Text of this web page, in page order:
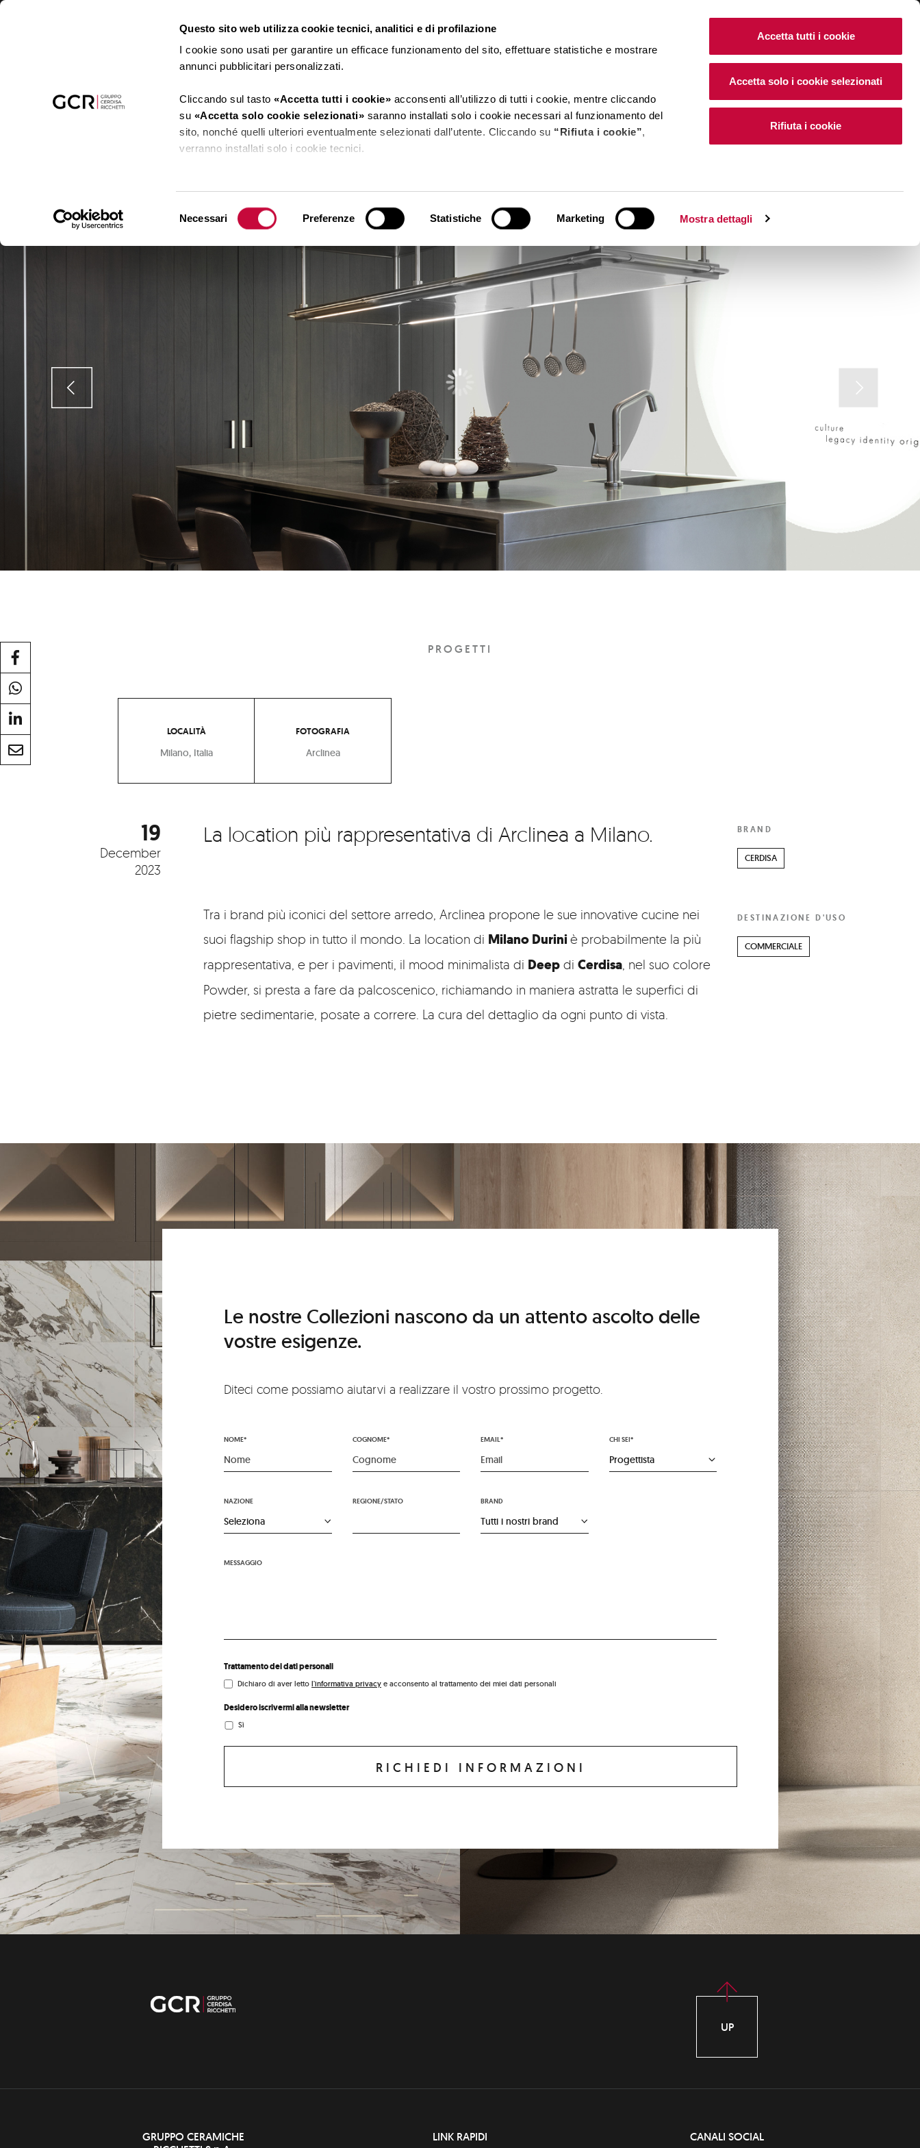
Questo sito web utilizza cookie tecnici, analitici e di profilazione
I cookie sono usati per garantire un efficace funzionamento del sito, effettuare statistiche e mostrare
annunci pubblicitari personalizzati.
Cliccando sul tasto«Accetta tutti i cookie» acconsenti all’utilizzo di tutti i cookie, mentre cliccando
su «Accetta solo cookie selezionati» saranno installati solo i cookie necessari al funzionamento del
sito, nonché quelli ulteriori eventualmente selezionati dall’utente. Cliccando su “Rifiuta i cookie”,
verranno installati solo i cookie tecnici.
per visualizzare l’informativa privacy.
del
Necessari Preferenze Statistiche Marketing Mostra dettagli
Accetta tutti i cookie
Accetta solo i cookie selezionati
Rifiuta i cookie
CERDISA RICCHETTI
Arclinea Milano
PROGETTI
LOCALITÀ
Milano, Italia
FOTOGRAFIA
Arclinea
19
December
2023
BRAND
CERDISA
DESTINAZIONE D'USO
COMMERCIALE
La location più rappresentativa di Arclinea a Milano.
Tra i brand più iconici del settore arredo, Arclinea propone le sue innovative cucine nei
suoi flagship shop in tutto il mondo. La location di Milano Duriniè probabilmente la più
rappresentativa, e per i pavimenti, il mood minimalista di Deep di Cerdisa, nel suo colore
Powder, si presta a fare da palcoscenico, richiamando in maniera astratta le superfici di
pietre sedimentarie, posate a correre. La cura del dettaglio da ogni punto di vista.
Le nostre Collezioni nascono da un attento ascolto delle
vostre esigenze.
Diteci come possiamo aiutarvi a realizzare il vostro prossimo progetto.
NOME* COGNOME* EMAIL* CHI SEI*
NAZIONE REGIONE/STATO BRAND
MESSAGGIO
Trattamento dei dati personali
Dichiaro di aver letto l'informativa privacy e acconsento al trattamento dei miei dati personali
Desidero iscrivermi alla newsletter
Sì
UP
GRUPPO CERAMICHE
LINK RAPIDI CANALI SOCIAL